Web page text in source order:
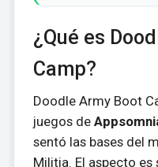
¿Qué es
Camp?
Doodle Army Boot
juegos de
sentó las bases del
Militia. El aspecto